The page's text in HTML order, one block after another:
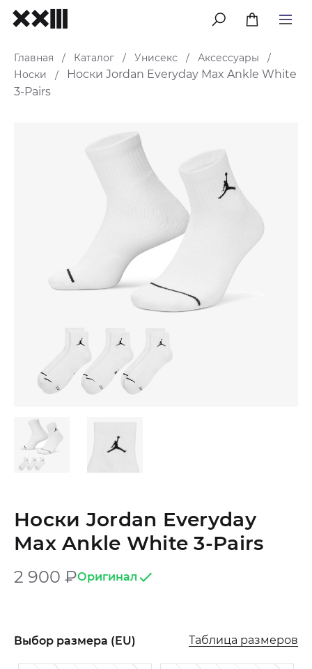
меню
Главная / Каталог / Унисекс / Аксессуары
/
Носки
/
Носки Jordan Everyday Max Ankle White
3-Pairs
Носки Jordan Everyday
Max Ankle White 3-Pairs
2 900 ₽Оригинал
Выбор размера (EU) Таблица размеров